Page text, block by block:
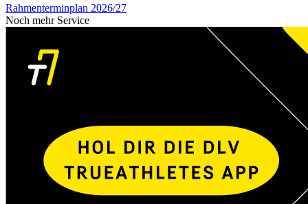
Rahmenterminplan 2026/27
Noch mehr Service